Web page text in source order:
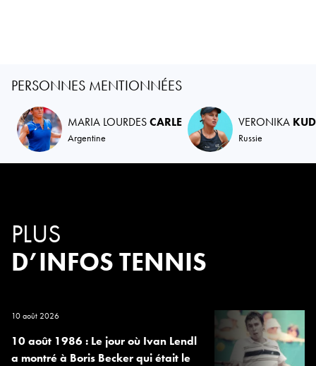
PERSONNES MENTIONNÉES
MARIA LOURDESCARLE
Argentine
VERONIKA
Russie
PLUS
D’INFOS TENNIS
10 août 2026
10 août 1986 : Le jour où Ivan Lendl
a montré à Boris Becker qui était le